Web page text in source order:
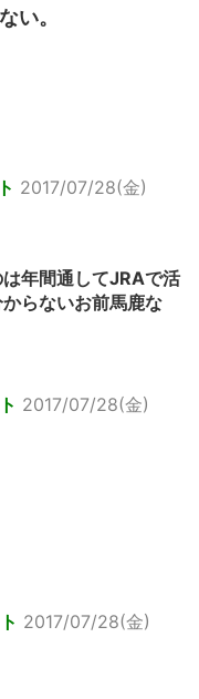
い。
2017/07/28(金)
年間通してJRAで活
らないお前馬鹿な
2017/07/28(金)
2017/07/28(金)